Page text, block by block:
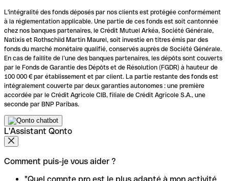
L'intégralité des fonds déposés par nos clients est protégée conformément
à la réglementation applicable. Une partie de ces fonds est soit cantonnée
chez nos banques partenaires, le Crédit Mutuel Arkéa, Société Générale,
Natixis et Rothschild Martin Maurel, soit investie en titres émis par des
fonds du marché monétaire qualifié, conservés auprès de Société Générale.
En cas de faillite de l’une des banques partenaires, les dépôts sont couverts
par le Fonds de Garantie des Dépôts et de Résolution (FGDR) à hauteur de
100 000 € par établissement et par client. La partie restante des fonds est
intégralement couverte par deux garanties autonomes : une première
accordée par le Crédit Agricole CIB, filiale de Crédit Agricole S.A., une
seconde par BNP Paribas.
L'Assistant Qonto
Comment puis-je vous aider ?